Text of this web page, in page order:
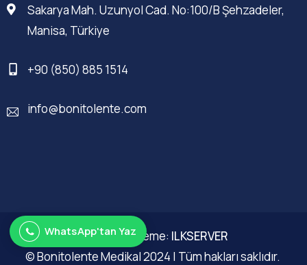
Sakarya Mah. Uzunyol Cad. No:100/B Şehzadeler,
Manisa, Türkiye
+90 (850) 885 1514
info@bonitolente.com
Web Düzenleme: ILKSERVER
© Bonitolente Medikal 2024 | Tüm hakları saklıdır.
WhatsApp'tan Yaz